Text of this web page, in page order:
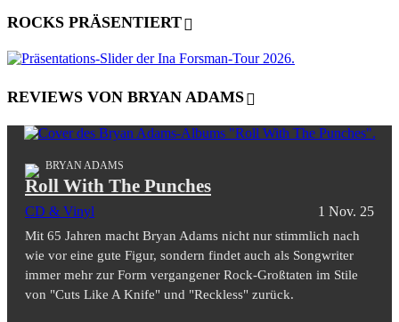
ROCKS PRÄSENTIERT
REVIEWS VON BRYAN ADAMS
BRYAN ADAMS
Roll With The Punches
CD & Vinyl 1 Nov. 25
Mit 65 Jahren macht Bryan Adams nicht nur stimmlich nach
wie vor eine gute Figur, sondern findet auch als Songwriter
immer mehr zur Form vergangener Rock-Großtaten im Stile
von "Cuts Like A Knife" und "Reckless" zurück.